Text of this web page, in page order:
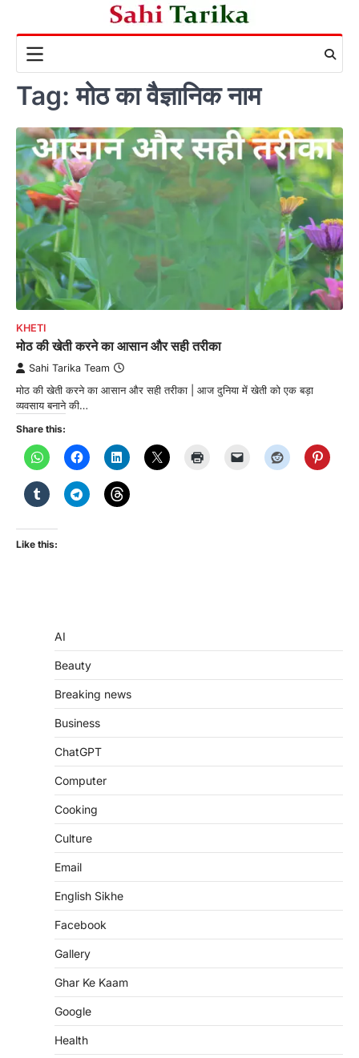
content
Tag:मोठ का वैज्ञानिक नाम
KHETI
मोठ की खेती करने का आसान और सही तरीका
Sahi Tarika Team
मोठ की खेती करने का आसान और सही तरीका | आज दुनिया में खेती को एक बड़ा
व्यवसाय बनाने की…
Share this:
Like this:
AI
Beauty
Breaking news
Business
ChatGPT
Computer
Cooking
Culture
Email
English Sikhe
Facebook
Gallery
Ghar Ke Kaam
Google
Health